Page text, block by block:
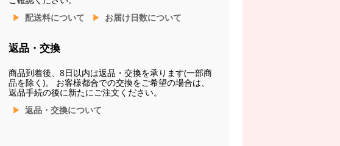
配送料について
お届け日数について
返品・交換
商品到着後、8日以内は返品・交換を承ります(一部商
品を除く)。 お客様都合での交換をご希望の場合は、
返品手続の後に新たにご注文ください。
返品・交換について